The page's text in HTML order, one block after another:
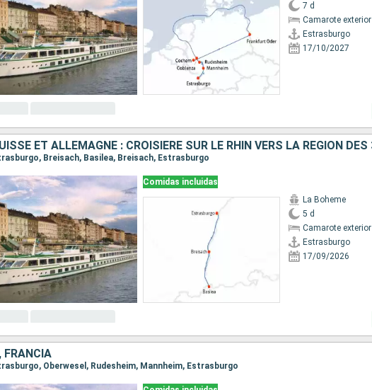
7 d
Camarote exterior
Estrasburgo
17/10/2027
Breisach, Basilea, Breisach, Estrasburgo
Comidas incluidas
La Boheme
5 d
Camarote exterior
Estrasburgo
17/09/2026
FRANCIA
Oberwesel, Rudesheim, Mannheim, Estrasburgo